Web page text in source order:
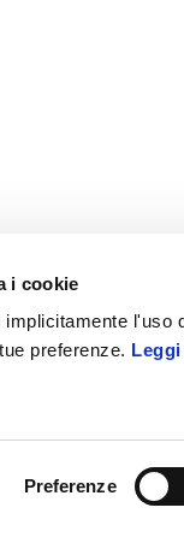
i cookie
l'uso
preferenze.
Preferenze